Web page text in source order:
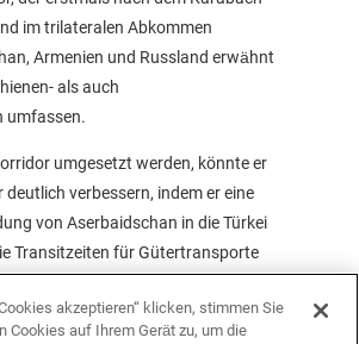
im trilateralen Abkommen
Armenien und Russland erwähnt
als auch
umfassen.
umgesetzt werden, könnte er
verbessern, indem er eine
von Aserbaidschan in die Türkei
Transitzeiten für Gütertransporte
die Abhängigkeit von nördlichen
akzeptieren“ klicken, stimmen Sie
Cookies auf Ihrem Gerät zu, um die